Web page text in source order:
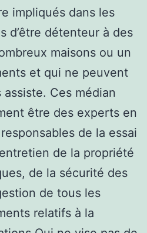
impliqués dans les
d’être détenteur à des
maisons ou un
et qui ne peuvent
assiste. Ces médian
être des experts en
de la essai
de la propriété
de la sécurité des
de tous les
relatifs à la